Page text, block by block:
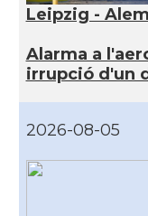
Leipzig -
Alarma a
irrupció d'un
2026-08-05